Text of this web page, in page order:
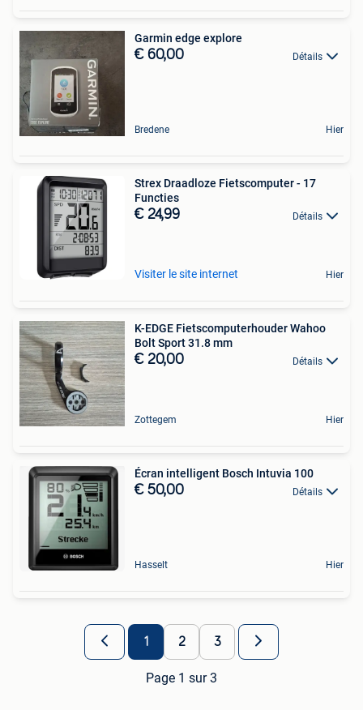
Garmin edge explore
€ 60,00 Détails
Bredene Hier
Strex Draadloze Fietscomputer - 17
Functies
€ 24,99 Détails
Visiter le site internet Hier
K-EDGE Fietscomputerhouder Wahoo
Bolt Sport 31.8 mm
€ 20,00 Détails
Zottegem Hier
Écran intelligent Bosch Intuvia 100
€ 50,00 Détails
Hasselt Hier
1 2 3
Page 1 sur 3